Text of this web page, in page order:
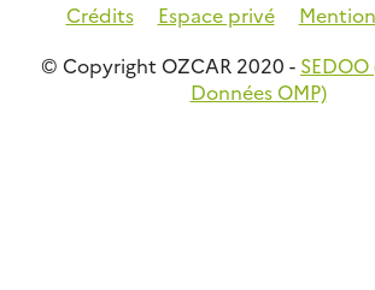
Crédits Espace privé
© Copyright OZCAR 2020 -
Données OMP)